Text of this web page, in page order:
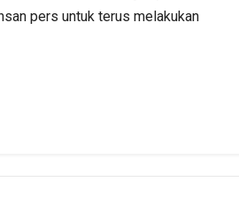
pers untuk terus melakukan